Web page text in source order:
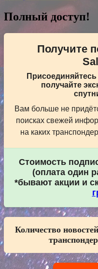
записям
Полный доступ!
Получите
получайте
Вам больше не
поисках свежей
на каких
Стоимость
(оплата один
*бывают акции и
Количество